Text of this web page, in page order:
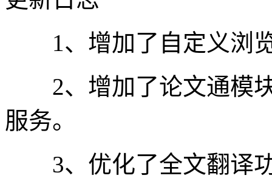
1、增加了自定义浏览
2、增加了论文通模块
服务。
3、优化了全文翻译